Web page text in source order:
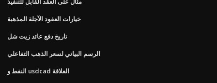
خيارات العقود الآجلة المذهبة
تاريخ دفع عائد زيت شل
الرسم البياني لسعر الذهب التفاعلي
النفط و usdcad العلاقة